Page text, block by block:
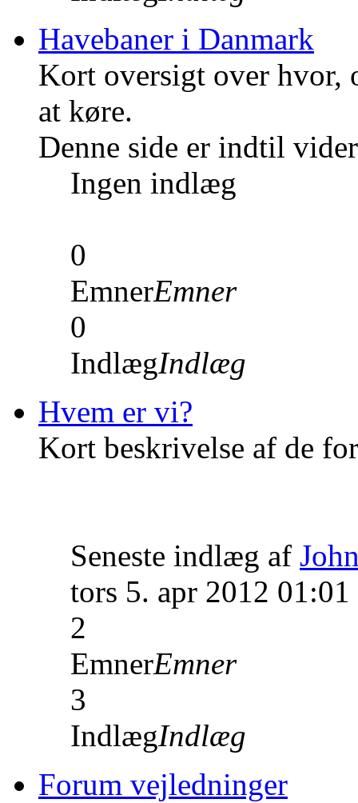
Havebaner i Danmark
Kort oversigt over hvor,
at køre.
Denne side er indtil
Ingen indlæg
0
EmnerEmner
0
IndlægIndlæg
Hvem er vi?
Kort beskrivelse af de
Seneste indlæg af
tors 5. apr 2012 01:01
2
EmnerEmner
3
IndlægIndlæg
Forum vejledninger